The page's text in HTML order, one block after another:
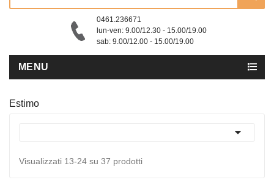
0461.236671
lun-ven: 9.00/12.30 - 15.00/19.00
sab: 9.00/12.00 - 15.00/19.00
MENU
Estimo

Visualizzati 13-24 su 37 prodotti